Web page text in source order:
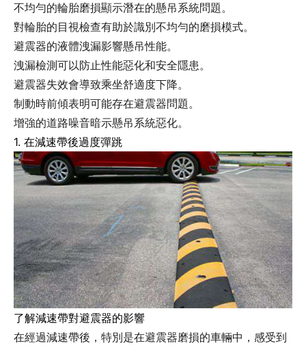
不均勻的輪胎磨損顯示潛在的懸吊系統問題。
對輪胎的目視檢查有助於識別不均勻的磨損模式。
避震器的液體洩漏影響懸吊性能。
洩漏檢測可以防止性能惡化和安全隱患。
避震器失效會導致乘坐舒適度下降。
制動時前傾表明可能存在避震器問題。
增強的道路噪音暗示懸吊系統惡化。
1. 在減速帶後過度彈跳
了解減速帶對避震器的影響
在經過減速帶後，特別是在避震器磨損的車輛中，感受到